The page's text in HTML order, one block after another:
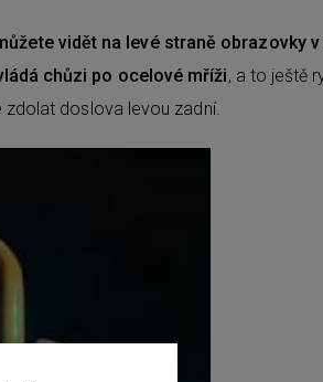
vidět na levé straně obrazovky
chůzi po ocelové mříži, a to ještě
zdolat doslova levou zadní.